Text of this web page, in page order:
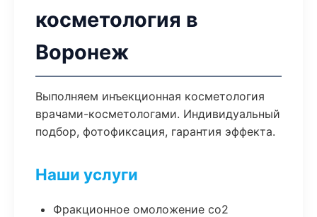
косметология в
Воронеж
Выполняем инъекционная косметология
врачами-косметологами. Индивидуальный
подбор, фотофиксация, гарантия эффекта.
Наши услуги
Фракционное омоложение co2